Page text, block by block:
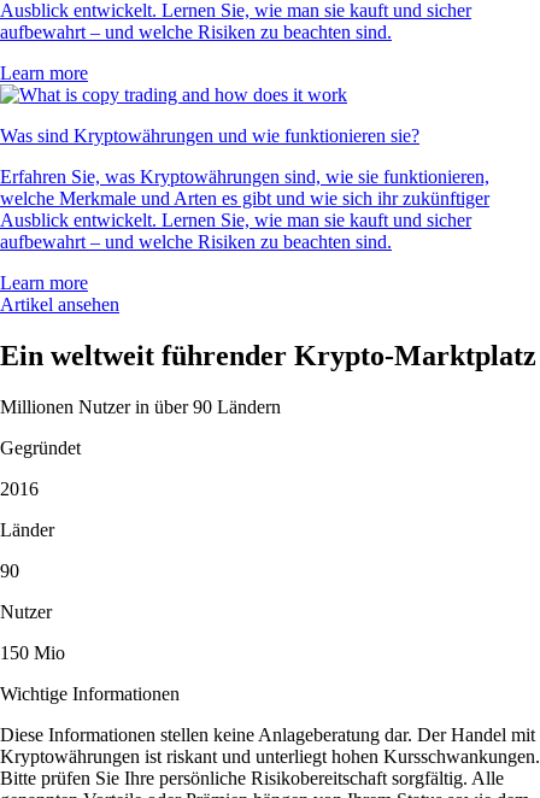
Ausblick entwickelt. Lernen Sie, wie man sie kauft und sicher
aufbewahrt – und welche Risiken zu beachten sind.
Learn more
Was sind Kryptowährungen und wie funktionieren sie?
Erfahren Sie, was Kryptowährungen sind, wie sie funktionieren,
welche Merkmale und Arten es gibt und wie sich ihr zukünftiger
Ausblick entwickelt. Lernen Sie, wie man sie kauft und sicher
aufbewahrt – und welche Risiken zu beachten sind.
Learn more
Artikel ansehen
Ein weltweit führender Krypto-Marktplatz
Millionen Nutzer in über 90 Ländern
Gegründet
2016
Länder
90
Nutzer
150 Mio
Wichtige Informationen
Diese Informationen stellen keine Anlageberatung dar. Der Handel mit
Kryptowährungen ist riskant und unterliegt hohen Kursschwankungen.
Bitte prüfen Sie Ihre persönliche Risikobereitschaft sorgfältig. Alle